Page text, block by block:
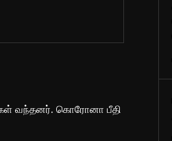
வந்தனர். கொரோனா பீதி